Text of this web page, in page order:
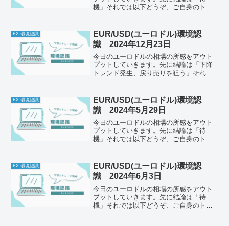
機」それでは以下どうぞ、ご自身のトレ
身ともに疲れていたため、トレードは休
みました。夕食後ほとんど起...
FX 環境認識
EUR/USD(ユーロドル)環境認
識 2024年12月23日
今日のユーロドルの相場の所感をアウト
プットしていきます。先に結論は「下降
トレンド発生、戻り売りを狙う」それで
今日の体調はどうか今日もとくに懸念点
はなし。メンタルは安定し...
FX 環境認識
EUR/USD(ユーロドル)環境認
識 2024年5月29日
今日のユーロドルの相場の所感をアウト
プットしていきます。先に結論は「待
機」それでは以下どうぞ、ご自身のトレ
調がいいです。ただなんとなく疲れてい
るかもしれません。それ以外...
FX 環境認識
EUR/USD(ユーロドル)環境認
識 2024年6月3日
今日のユーロドルの相場の所感をアウト
プットしていきます。先に結論は「待
機」それでは以下どうぞ、ご自身のトレ